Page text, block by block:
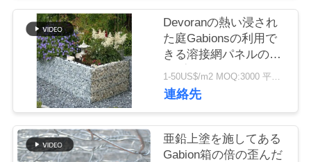
ツ
品
質
Devoranの熱い浸され
た庭Gabionsの利用で
きる溶接網パネルのサ
ンプル
1-50US$/m2 MOQ:3000 平方メートル
連絡先
亜鉛上塗を施してある
Gabion箱の倍の歪んだ